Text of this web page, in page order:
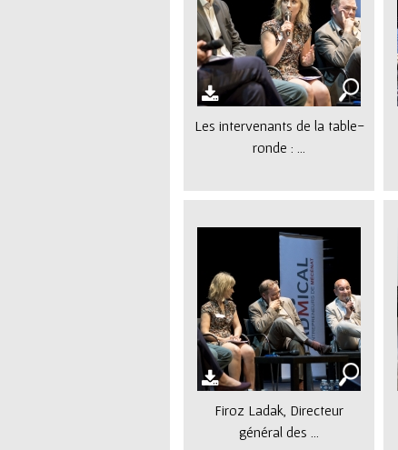
Les intervenants de la table-
ronde : ...
Firoz Ladak, Directeur
général des ...